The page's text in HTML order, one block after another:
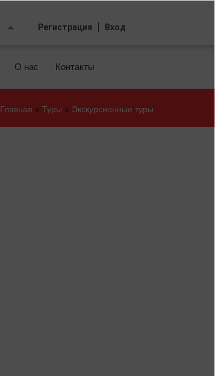
Регистрация Вход
О нас Контакты
Главная » Туры » Экскурсионные туры